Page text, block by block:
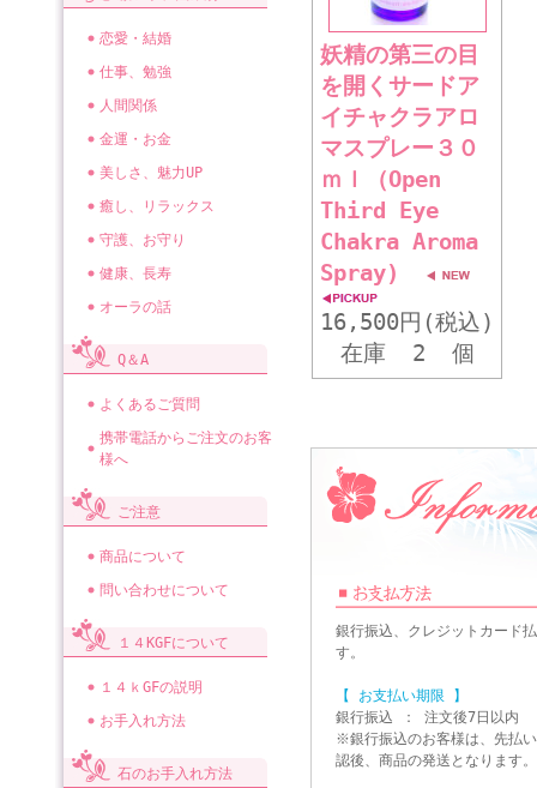
恋愛・結婚
仕事、勉強
人間関係
金運・お金
美しさ、魅力UP
癒し、リラックス
守護、お守り
健康、長寿
オーラの話
Q＆A
よくあるご質問
携帯電話からご注文のお客
様へ
ご注意
商品について
問い合わせについて
１４KGFについて
１４ｋGFの説明
お手入れ方法
石のお手入れ方法
妖精の第三の目
を開くサードア
イチャクラアロ
マスプレー３０
ｍｌ（Open
Third Eye
Chakra Aroma
Spray)
16,500円(税込)
在庫 2 個
銀行振込、クレジットカード
す。
【 お支払い期限 】
銀行振込 ： 注文後7日以内
※銀行振込のお客様は、先払
認後、商品の発送となります。